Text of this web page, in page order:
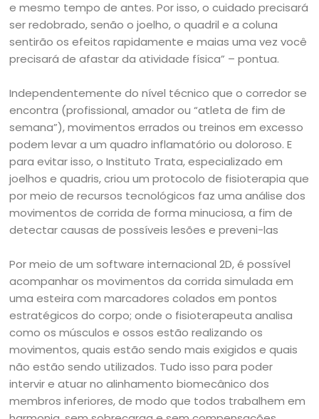
e mesmo tempo de antes. Por isso, o cuidado precisará
ser redobrado, senão o joelho, o quadril e a coluna
sentirão os efeitos rapidamente e maias uma vez você
precisará de afastar da atividade física” – pontua.
Independentemente do nível técnico que o corredor se
encontra (profissional, amador ou “atleta de fim de
semana”), movimentos errados ou treinos em excesso
podem levar a um quadro inflamatório ou doloroso. E
para evitar isso, o Instituto Trata, especializado em
joelhos e quadris, criou um protocolo de fisioterapia que
por meio de recursos tecnológicos faz uma análise dos
movimentos de corrida de forma minuciosa, a fim de
detectar causas de possíveis lesões e preveni-las
Por meio de um software internacional 2D, é possível
acompanhar os movimentos da corrida simulada em
uma esteira com marcadores colados em pontos
estratégicos do corpo; onde o fisioterapeuta analisa
como os músculos e ossos estão realizando os
movimentos, quais estão sendo mais exigidos e quais
não estão sendo utilizados. Tudo isso para poder
intervir e atuar no alinhamento biomecânico dos
membros inferiores, de modo que todos trabalhem em